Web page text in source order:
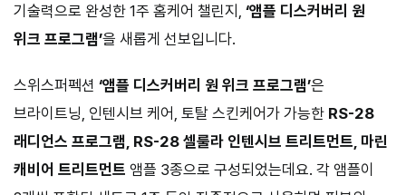
기술력으로 완성한 1주 홈케어 챌린지, ‘앰플 디스커버리 원
위크 프로그램’을 새롭게 선보입니다.
스위스퍼펙션 ‘앰플 디스커버리 원 위크 프로그램’은
브라이트닝, 인텐시브 케어, 토탈 스킨케어가 가능한 RS-28
래디언스 프로그램, RS-28 셀룰라 인텐시브 트리트먼트, 마린
캐비어 트리트먼트 앰플 3종으로 구성되었는데요. 각 앰플이